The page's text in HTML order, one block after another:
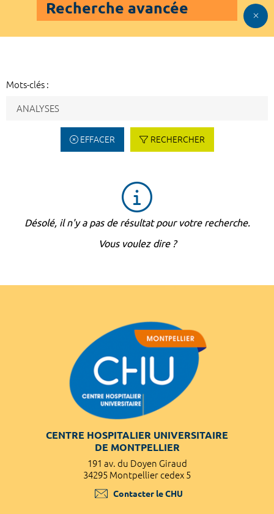
Recherche avancée
Mots-clés :
EFFACER RECHERCHER
Désolé, il n'y a pas de résultat pour votre recherche.
Vous voulez dire ?
CENTRE HOSPITALIER UNIVERSITAIRE
DE MONTPELLIER
191 av. du Doyen Giraud
34295 Montpellier cedex 5
Contacter le CHU